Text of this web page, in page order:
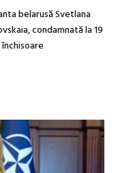
belarusă Svetlana
condamnată la 19